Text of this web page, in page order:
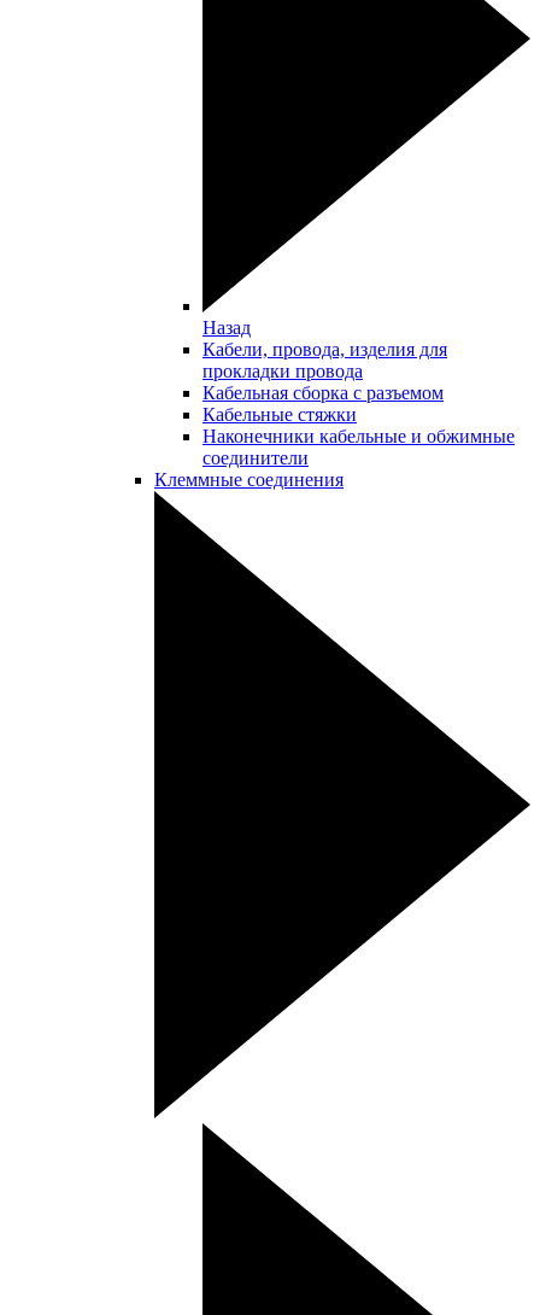
Назад
Кабели, провода, изделия для
прокладки провода
Кабельная сборка с разъемом
Кабельные стяжки
Наконечники кабельные и обжимные
соединители
Клеммные соединения